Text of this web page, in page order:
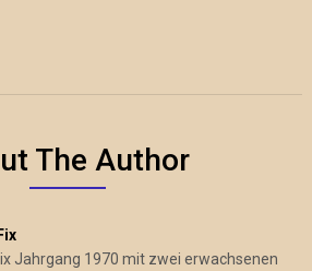
The Author
Jahrgang 1970 mit zwei erwachsenen